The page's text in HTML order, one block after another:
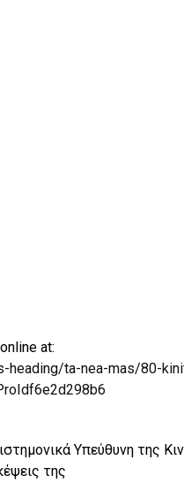
at:
heading/ta-nea-mas/80-
Υπεύθυνη της
της